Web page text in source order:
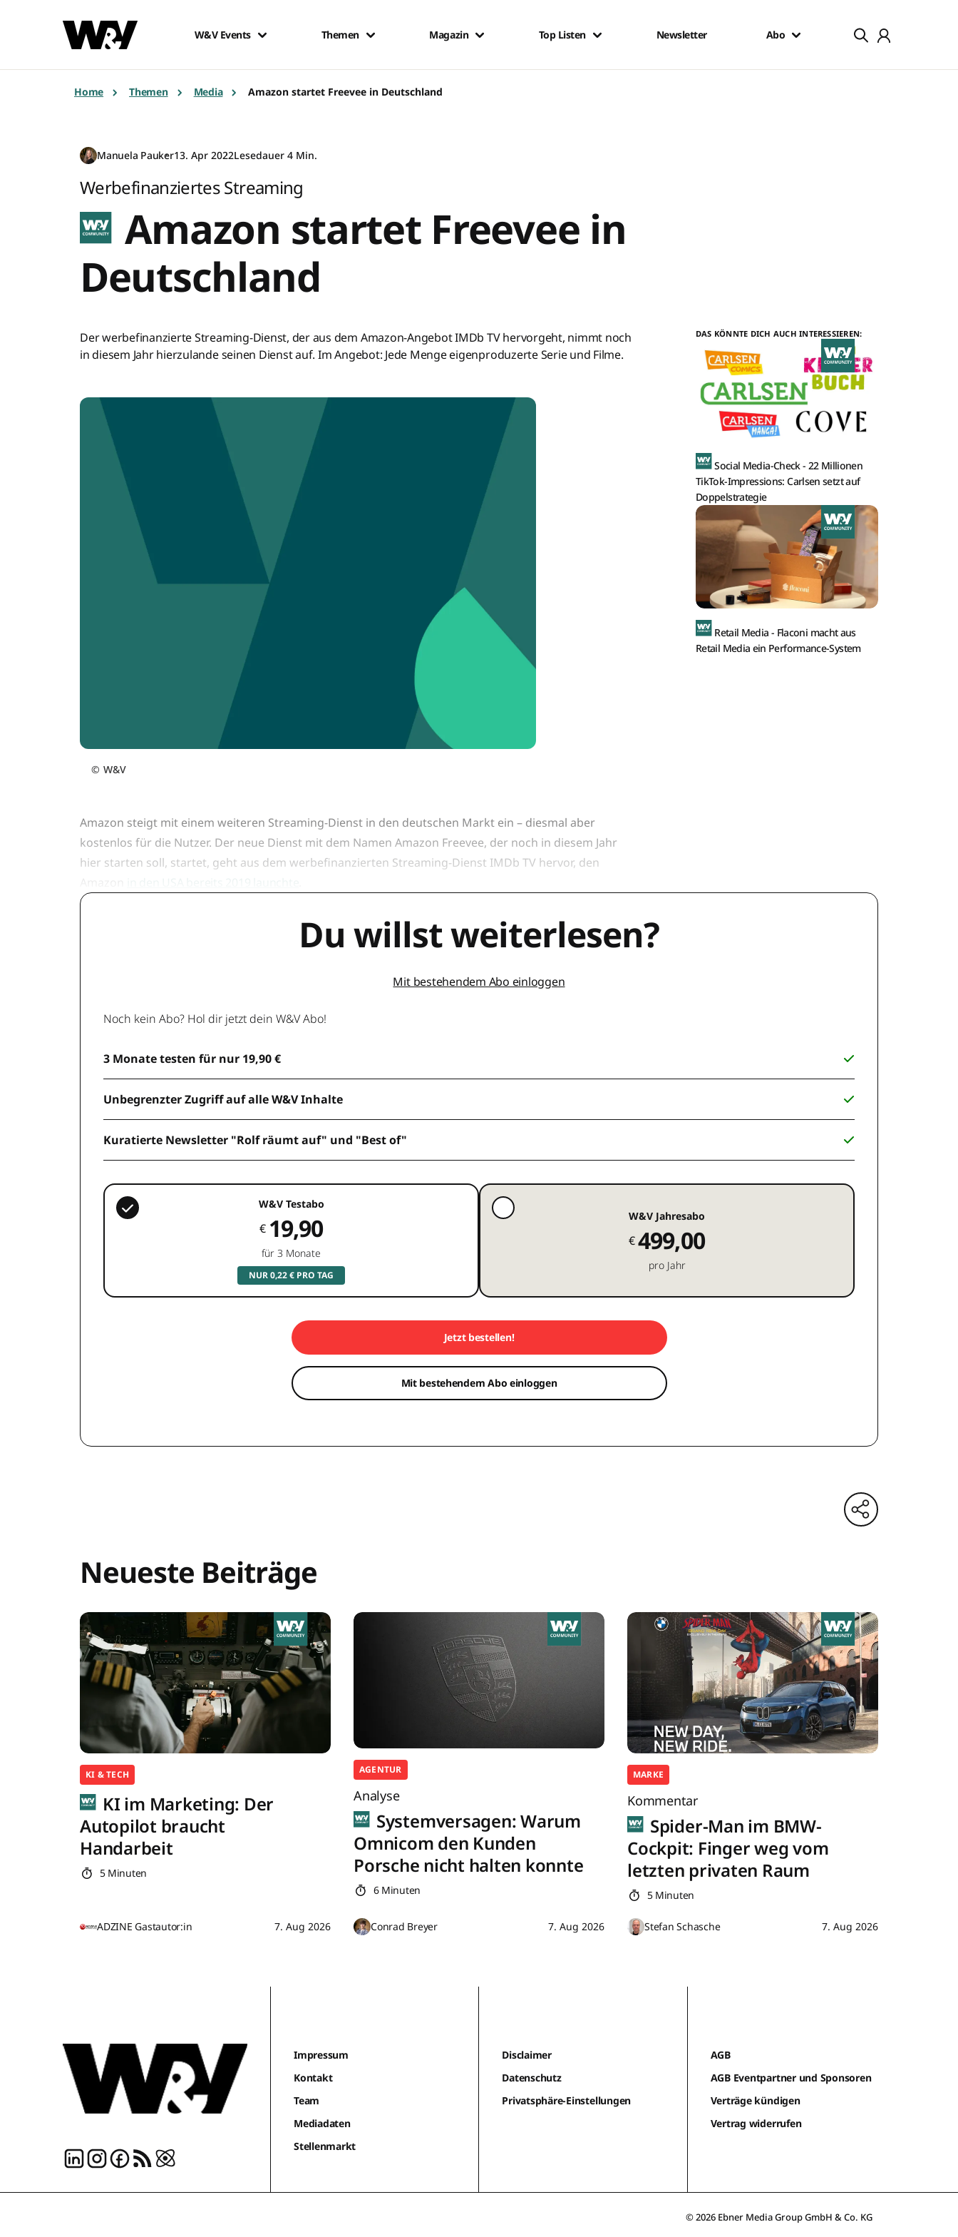
W&V Events Themen Magazin Top Listen Newsletter Abo
Home Themen Media Amazon startet Freevee in Deutschland
Manuela Pauker13. Apr 2022Lesedauer 4 Min.
Werbefinanziertes Streaming
Amazon startet Freevee in
Deutschland
Der werbefinanzierte Streaming-Dienst, der aus dem Amazon-Angebot IMDb TV hervorgeht, nimmt noch
in diesem Jahr hierzulande seinen Dienst auf. Im Angebot: Jede Menge eigenproduzerte Serie und Filme.
© W&V
Amazon steigt mit einem weiteren Streaming-Dienst in den deutschen Markt ein – diesmal aber
kostenlos für die Nutzer. Der neue Dienst mit dem Namen Amazon Freevee, der noch in diesem Jahr
hier starten soll, startet, geht aus dem werbefinanzierten Streaming-Dienst IMDb TV hervor, den
DAS KÖNNTE DICH AUCH INTERESSIEREN:
Social Media-Check - 22 Millionen
TikTok-Impressions: Carlsen setzt auf
Doppelstrategie
Retail Media - Flaconi macht aus
Retail Media ein Performance-System
Du willst weiterlesen?
Mit bestehendem Abo einloggen
Noch kein Abo? Hol dir jetzt dein W&V Abo!
3 Monate testen für nur 19,90 €
Unbegrenzter Zugriff auf alle W&V Inhalte
Kuratierte Newsletter "Rolf räumt auf" und "Best of"
W&V Testabo
€ 19,90
für 3 Monate
NUR 0,22 € PRO TAG
W&V Jahresabo
€499,00
pro Jahr
Jetzt bestellen!
Mit bestehendem Abo einloggen
Neueste Beiträge
KI & TECH
KI im Marketing: Der
Autopilot braucht
Handarbeit
5 Minuten
ADZINE Gastautor:in 7. Aug 2026
AGENTUR
Analyse
Systemversagen: Warum
Omnicom den Kunden
Porsche nicht halten konnte
6 Minuten
Conrad Breyer 7. Aug 2026
MARKE
Kommentar
Spider-Man im BMW-
Cockpit: Finger weg vom
letzten privaten Raum
5 Minuten
Stefan Schasche 7. Aug 2026
Impressum
Kontakt
Team
Mediadaten
Stellenmarkt
Disclaimer
Datenschutz
Privatsphäre-Einstellungen
AGB
AGB Eventpartner und Sponsoren
Verträge kündigen
Vertrag widerrufen
© 2026 Ebner Media Group GmbH & Co. KG